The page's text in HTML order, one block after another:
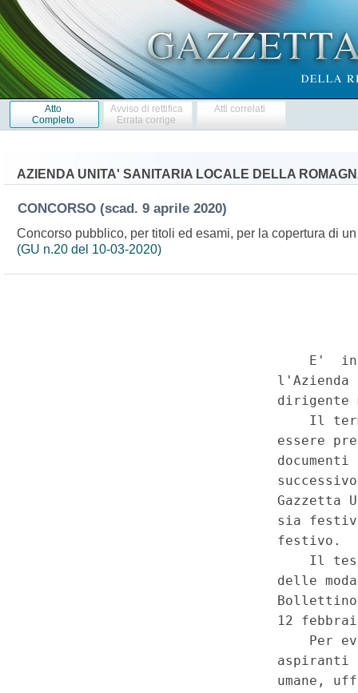
Atto
Completo
Avviso di rettifica
Errata corrige
Atti correlati
AZIENDA UNITA' SANITARIA LOCALE DELLA
CONCORSO (scad. 9 aprile 2020)
Concorso pubblico, per titoli ed esami, per la copertura di
(GU n.20 del 10-03-2020)